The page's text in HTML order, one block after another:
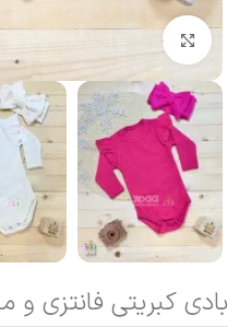
بزرگنمایی تصویر
بادی کبریتی فانتزی